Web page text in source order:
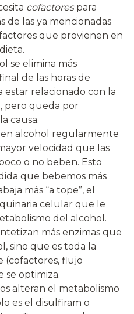
cofactorespara
de las ya mencionadas
que provienen en
se elimina más
de las horas de
estar relacionado con la
pero queda por
causa.
alcohol regularmente
velocidad que las
o no beben. Esto
que bebemos más
más “a tope”, el
celular que le
del alcohol.
más enzimas que
sino que es toda la
(cofactores, flujo
se optimiza.
alteran el metabolismo
es el disulfiram o